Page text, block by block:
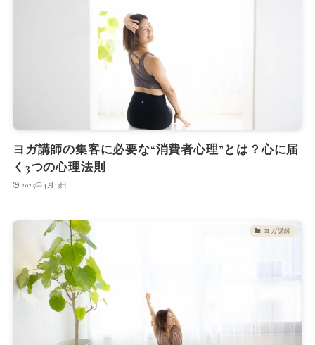
ヨガ講師の集客に必要な“消費者心理”とは？心に届
く3つの心理法則
2025年4月13日
ヨガ講師